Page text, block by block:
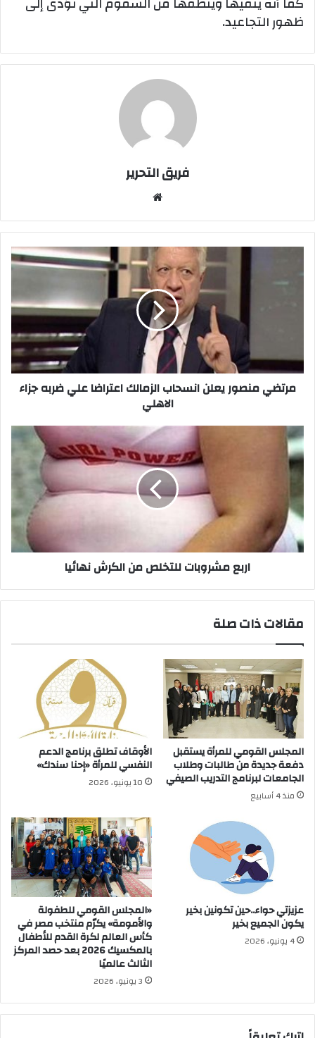
ظهور التجاعيد.
فريق التحرير
يعلن
ضربه
جزاء
الاهلي
مرتضي منصور يعلن انسحاب الزمالك اعتراضا علي ضربه جزاء
الاهلي
اربع
مشروبات
للتخلص
من
نهائيا
اربع مشروبات للتخلص من الكرش نهائيا
مقالات ذات صلة
المجلس القومي للمرأة يستقبل
دفعة جديدة من طالبات وطلاب
الجامعات لبرنامج التدريب الصيفي
منذ 4 أسابيع
الأوقاف تطلق برنامج الدعم
النفسي للمرأة «إحنا سندك»
10 يونيو، 2026
عزيزتي حواء..حين تكونين بخير
يكون الجميع بخير
4 يونيو، 2026
«المجلس القومي للطفولة
والأمومة» يكرّم منتخب مصر في
كأس العالم لكرة القدم للأطفال
بالمكسيك 2026 بعد حصد المركز
الثالث عالميًا
3 يونيو، 2026